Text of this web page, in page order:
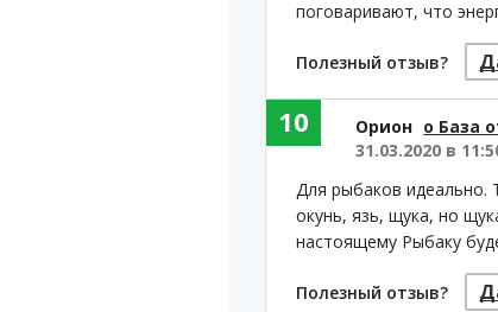
поговаривают, что
Полезный отзыв?
Орион о База
31.03.2020 в
Для рыбаков идеально.
окунь, язь, щука, но
настоящему Рыбаку
Полезный отзыв?
10